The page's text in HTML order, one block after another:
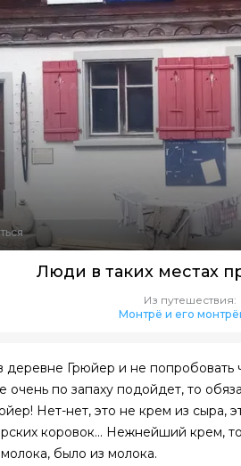
Люди в таких местах
Из путешествия:
Монтрё и его
деревне Грюйер и не попробовать
очень по запаху подойдет, то
Нет-нет, это не крем из сыра,
коровок... Нежнейший крем,
было из молока.